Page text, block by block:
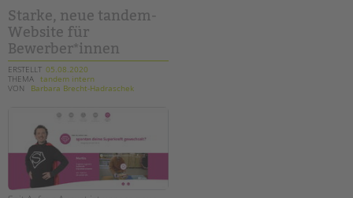
Förderzentren
Kollegs
EFöB
Schulbezogene Sozialarbeit
Tagesgruppen
HILFEN ZUR ERZIEHUNG
EINGLIEDERUNGSHILFE
BETREUTES WOHNEN
Starke, neue tandem-
Website für
Bewerber*innen
ERSTELLT 05.08.2020
THEMA tandem intern
VON
Barbara Brecht-Hadraschek